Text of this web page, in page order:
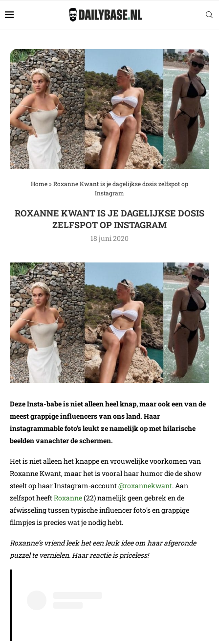
Home» Roxanne Kwant is je dagelijkse dosis zelfspot op
Instagram
ROXANNE KWANT IS JE DAGELIJKSE DOSIS
ZELFSPOT OP INSTAGRAM
18 juni 2020
Deze Insta-babe is niet alleen heel knap, maar ook een van de
meest grappige influencers van ons land. Haar
instagrammable foto’s leukt ze namelijk op met hilarische
beelden vanachter de schermen.
Het is niet alleen het knappe en vrouwelijke voorkomen van
Roxanne Kwant, maar het is vooral haar humor die de show
steelt op haar Instagram-account@roxannekwant. Aan
zelfspot heeftRoxanne(22) namelijk geen gebrek en de
afwisseling tussen typische influencer foto’s en grappige
filmpjes is precies wat je nodig hebt.
Roxanne’s vriend leek het een leuk idee om haar afgeronde
puzzel te vernielen. Haar reactie is priceless!